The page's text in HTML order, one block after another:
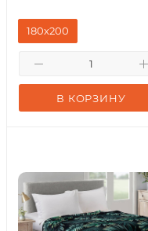
В КОРЗИНУ
180х200